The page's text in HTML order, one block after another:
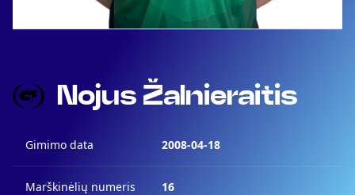
Nojus Žalnieraitis
Gimimo data 2008-04-18
Marškinėlių numeris 16